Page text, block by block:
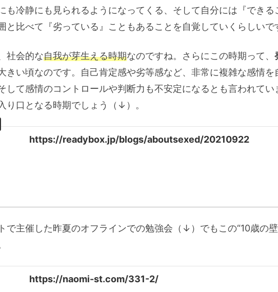
も冷静にも見られるようになってくる、そして自分には『できる
と比べて『劣っている』こともあることを自覚していくらしいで
社会的な自我が芽生える時期なのですね。さらにこの時期って、
きい頃なのです。自己肯定感や劣等感など、非常に複雑な感情を
して感情のコントロールや判断力も不安定になるとも言われてい
り口となる時期でしょう（↓）。
https://readybox.jp/blogs/aboutsexed/20210922
で主催した昨夏のオフラインでの勉強会（↓）でもこの“10歳の
https://naomi-st.com/331-2/